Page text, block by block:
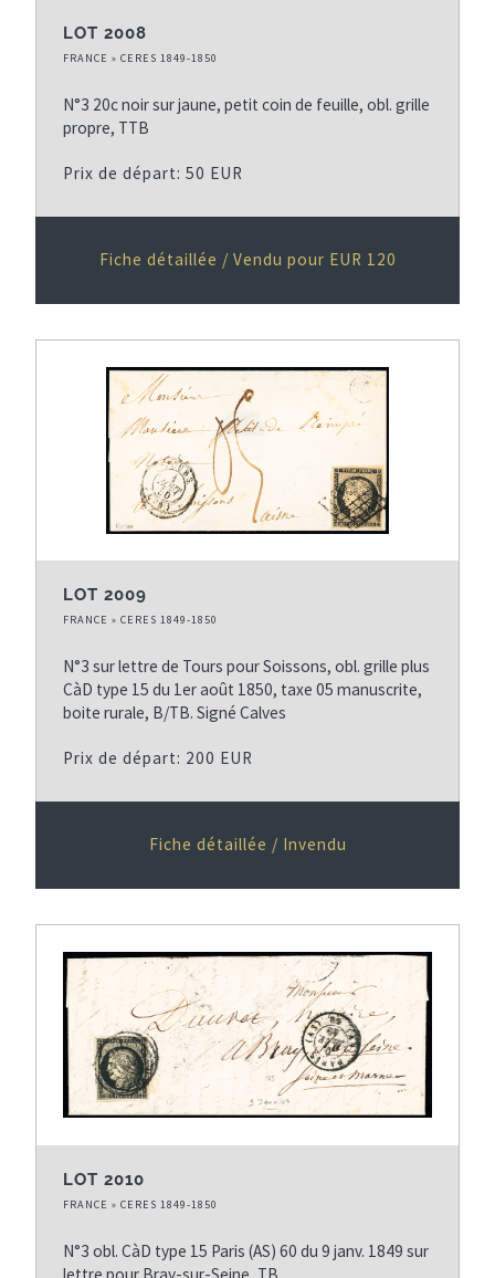
LOT 2008
FRANCE » CERES 1849-1850
N°3 20c noir sur jaune, petit coin de feuille, obl. grille
propre, TTB
Prix de départ: 50 EUR
Fiche détaillée / Vendu pour EUR 120
LOT 2009
FRANCE » CERES 1849-1850
N°3 sur lettre de Tours pour Soissons, obl. grille plus
CàD type 15 du 1er août 1850, taxe 05 manuscrite,
boite rurale, B/TB. Signé Calves
Prix de départ: 200 EUR
Fiche détaillée / Invendu
LOT 2010
FRANCE » CERES 1849-1850
N°3 obl. CàD type 15 Paris (AS) 60 du 9 janv. 1849 sur